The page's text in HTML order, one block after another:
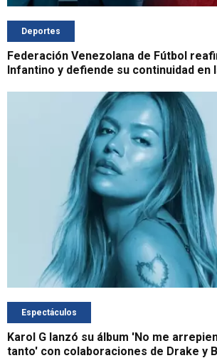
Deportes
Federación Venezolana de Fútbol
Infantino y defiende su continuidad en
Espectáculos
Karol G lanzó su álbum 'No me
tanto' con colaboraciones de Drake y